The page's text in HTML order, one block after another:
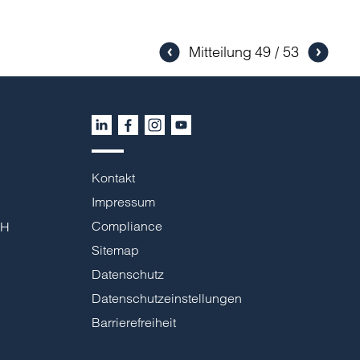
Mitteilung 49 53
Kontakt
Impressum
Compliance
Sitemap
Datenschutz
Datenschutzeinstellungen
Barrierefreiheit